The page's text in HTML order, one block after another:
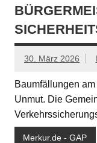
30. März 2026
Baumfällungen
Unmut. Die
Merkur.de - GAP